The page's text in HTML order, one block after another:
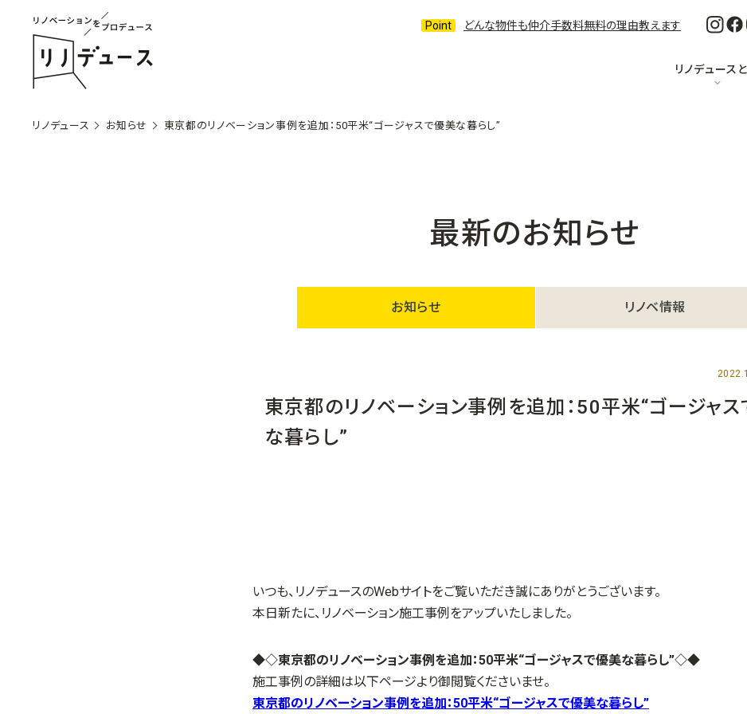
どんな物件も仲介手数料無料の理由教えます
リノデュース
リノデュース お知らせ 東京都のリノベーション事例を追加：50平米“ゴージャスで優美な暮らし”
最新のお知らせ
お知らせ リノベ情報
東京都のリノベーション事例を追加：50平米“ゴージャ
な暮らし”
いつも、リノデュースのWebサイトをご覧いただき誠にありがとうございます。
本日新たに、リノベーション施工事例をアップいたしました。
◆◇東京都のリノベーション事例を追加：50平米“ゴージャスで優美な暮らし”◇◆
施工事例の詳細は以下ページより御閲覧くださいませ。
東京都のリノベーション事例を追加：50平米“ゴージャスで優美な暮らし”